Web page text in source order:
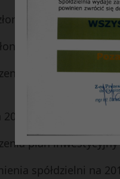
SM „Czuby”
struktury
dla osiedla Niska
plan inwestycyjny
spółdzielni na